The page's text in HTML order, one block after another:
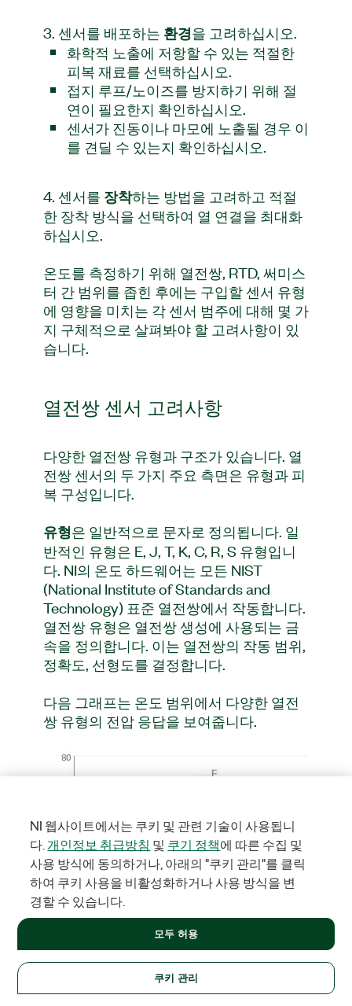
3. 센서를 배포하는 환경을 고려하십시오.
화학적 노출에 저항할 수 있는 적절한
피복 재료를 선택하십시오.
접지 루프/노이즈를 방지하기 위해 절
연이 필요한지 확인하십시오.
센서가 진동이나 마모에 노출될 경우 이
를 견딜 수 있는지 확인하십시오.
4. 센서를 장착하는 방법을 고려하고 적절
한 장착 방식을 선택하여 열 연결을 최대화
하십시오.
온도를 측정하기 위해 열전쌍, RTD, 써미스
터 간 범위를 좁힌 후에는 구입할 센서 유형
에 영향을 미치는 각 센서 범주에 대해 몇 가
지 구체적으로 살펴봐야 할 고려사항이 있
습니다.
열전쌍 센서 고려사항
다양한 열전쌍 유형과 구조가 있습니다. 열
전쌍 센서의 두 가지 주요 측면은 유형과 피
복 구성입니다.
유형은 일반적으로 문자로 정의됩니다. 일
반적인 유형은 E, J, T, K, C, R, S 유형입니
다. NI의 온도 하드웨어는 모든 NIST
(National Institute of Standards and
Technology) 표준 열전쌍에서 작동합니다.
열전쌍 유형은 열전쌍 생성에 사용되는 금
속을 정의합니다. 이는 열전쌍의 작동 범위,
정확도, 선형도를 결정합니다.
다음 그래프는 온도 범위에서 다양한 열전
쌍 유형의 전압 응답을 보여줍니다.
NI 웹사이트에서는 쿠키 및 관련 기술이 사용됩니
다.개인정보 취급방침 및 쿠기 정책에 따른 수집 및
사용 방식에 동의하거나, 아래의 "쿠키 관리"를 클릭
하여 쿠키 사용을 비활성화하거나 사용 방식을 변
경할 수 있습니다.
쿠키 관리
모두 허용